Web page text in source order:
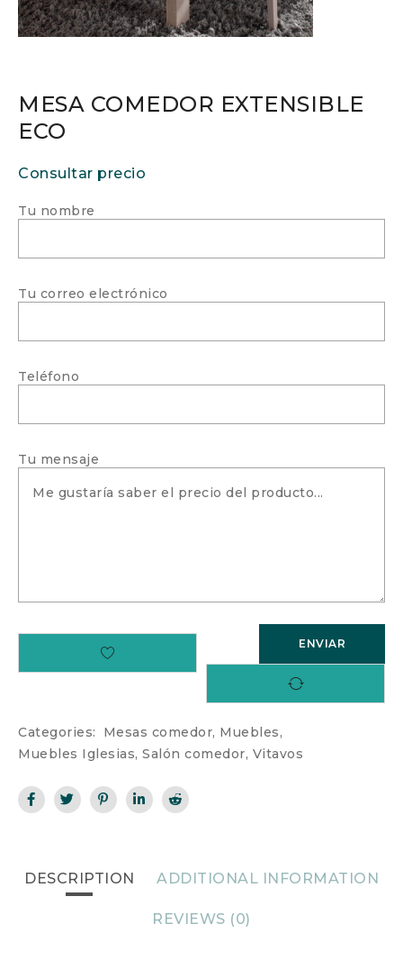
MESA COMEDOR EXTENSIBLE
ECO
Consultar precio
Tu nombre
Tu correo electrónico
Teléfono
Tu mensaje
Categories: Mesas comedor, Muebles,
Muebles Iglesias, Salón comedor, Vitavos
DESCRIPTION ADDITIONAL INFORMATION
REVIEWS (0)